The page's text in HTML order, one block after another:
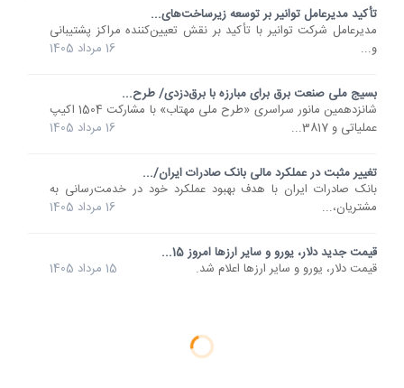
تأکید مدیرعامل توانیر بر توسعه زیرساخت‌های...
مدیرعامل شرکت توانیر با تأکید بر نقش تعیین‌کننده مراکز پشتیبانی
و...
16 مرداد 1405
بسیج ملی صنعت برق برای مبارزه با برق‌دزدی/ طرح...
شانزدهمین مانور سراسری «طرح ملی مهتاب» با مشارکت 1504 اکیپ
عملیاتی و 3817...
16 مرداد 1405
تغییر مثبت در عملکرد مالی بانک صادرات ایران/...
​بانک صادرات ایران با هدف بهبود عملکرد خود در خدمت‌رسانی به
مشتریان،...
16 مرداد 1405
قیمت جدید دلار، یورو و سایر ارزها امروز 15...
قیمت دلار، یورو و سایر ارزها اعلام شد.
15 مرداد 1405